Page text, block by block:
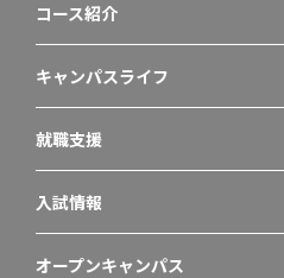
コース紹介
キャンパスライフ
就職支援
入試情報
オープンキャンパス